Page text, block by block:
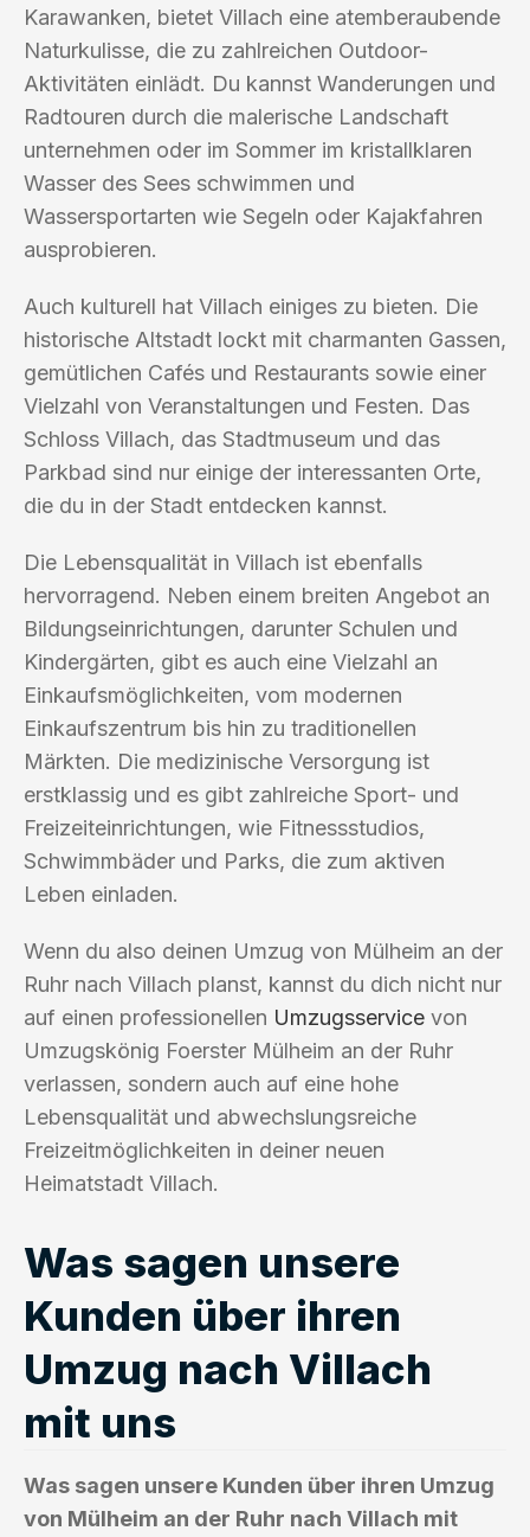
Karawanken, bietet Villach eine atemberaubende
Naturkulisse, die zu zahlreichen Outdoor-
Aktivitäten einlädt. Du kannst Wanderungen und
Radtouren durch die malerische Landschaft
unternehmen oder im Sommer im kristallklaren
Wasser des Sees schwimmen und
Wassersportarten wie Segeln oder Kajakfahren
ausprobieren.
Auch kulturell hat Villach einiges zu bieten. Die
historische Altstadt lockt mit charmanten Gassen,
gemütlichen Cafés und Restaurants sowie einer
Vielzahl von Veranstaltungen und Festen. Das
Schloss Villach, das Stadtmuseum und das
Parkbad sind nur einige der interessanten Orte,
die du in der Stadt entdecken kannst.
Die Lebensqualität in Villach ist ebenfalls
hervorragend. Neben einem breiten Angebot an
Bildungseinrichtungen, darunter Schulen und
Kindergärten, gibt es auch eine Vielzahl an
Einkaufsmöglichkeiten, vom modernen
Einkaufszentrum bis hin zu traditionellen
Märkten. Die medizinische Versorgung ist
erstklassig und es gibt zahlreiche Sport- und
Freizeiteinrichtungen, wie Fitnessstudios,
Schwimmbäder und Parks, die zum aktiven
Leben einladen.
Wenn du also deinen Umzug von Mülheim an der
Ruhr nach Villach planst, kannst du dich nicht nur
auf einen professionellen Umzugsservice von
Umzugskönig Foerster Mülheim an der Ruhr
verlassen, sondern auch auf eine hohe
Lebensqualität und abwechslungsreiche
Freizeitmöglichkeiten in deiner neuen
Heimatstadt Villach.
Was sagen unsere
Kunden über ihren
Umzug nach Villach
mit uns
Was sagen unsere Kunden über ihren Umzug
von Mülheim an der Ruhr nach Villach mit